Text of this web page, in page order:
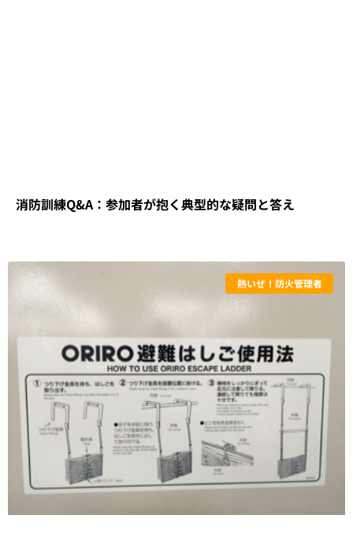
消防訓練Q&A：参加者が抱く典型的な疑問と答え
熱いぜ！防火管理者